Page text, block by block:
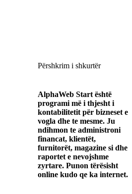
Përshkrim i shkurtër
AlphaWeb Start është
programi më i thjesht i
kontabilitetit për bizneset e
vogla dhe te mesme. Ju
ndihmon te administroni
financat, klientët,
furnitorët, magazine si dhe
raportet e nevojshme
zyrtare. Punon tërësisht
online kudo qe ka internet.